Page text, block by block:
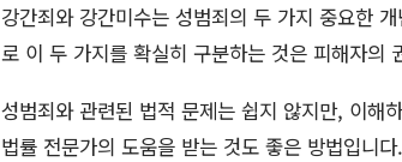
강간죄와 강간미수는 성범죄의 두 가지 중요한
로 이 두 가지를 확실히 구분하는 것은 피해자의
성범죄와 관련된 법적 문제는 쉽지 않지만, 이해
법률 전문가의 도움을 받는 것도 좋은 방법입니다.